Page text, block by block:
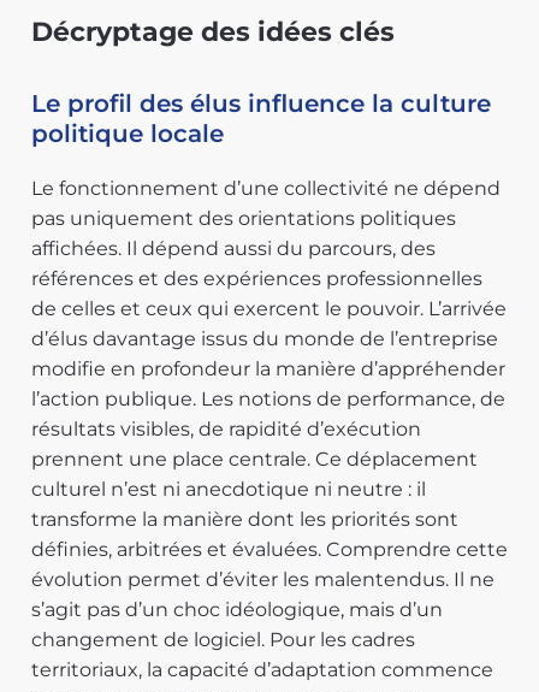
Décryptage des idées clés
Le profil des élus influence la culture
politique locale
Le fonctionnement d’une collectivité ne dépend
pas uniquement des orientations politiques
affichées. Il dépend aussi du parcours, des
références et des expériences professionnelles
de celles et ceux qui exercent le pouvoir. L’arrivée
d’élus davantage issus du monde de l’entreprise
modifie en profondeur la manière d’appréhender
l’action publique. Les notions de performance, de
résultats visibles, de rapidité d’exécution
prennent une place centrale. Ce déplacement
culturel n’est ni anecdotique ni neutre : il
transforme la manière dont les priorités sont
définies, arbitrées et évaluées. Comprendre cette
évolution permet d’éviter les malentendus. Il ne
s’agit pas d’un choc idéologique, mais d’un
changement de logiciel. Pour les cadres
territoriaux, la capacité d’adaptation commence